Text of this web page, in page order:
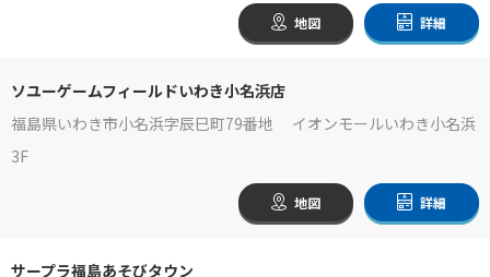
地図 詳細
ソユーゲームフィールドいわき小名浜店
福島県いわき市小名浜字辰巳町79番地 イオンモールいわき小名浜
3F
地図 詳細
サープラ福島あそびタウン